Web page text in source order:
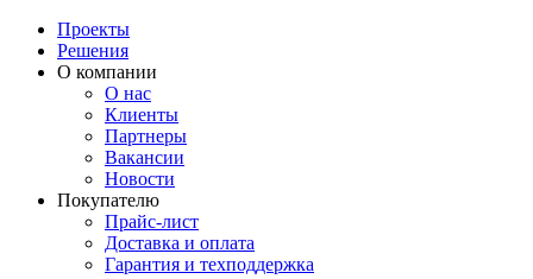
Проекты
Решения
О компании
О нас
Клиенты
Партнеры
Вакансии
Новости
Покупателю
Прайс-лист
Доставка и оплата
Гарантия и техподдержка